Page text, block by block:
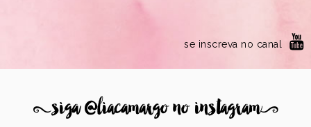
se inscreva no canal
8siga @liacamargo no instagram9